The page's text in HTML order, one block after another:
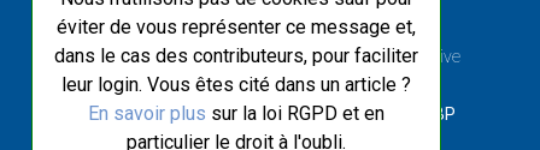
éviter de vous représenter ce message et,
dans le cas des contributeurs, pour faciliter
leur login. Vous êtes cité dans un article ?
En savoir plus sur la loi RGPD et en
particulier le droit à l'oubli.
2003-2026 ©Agence Bretagne Presse, sauf Creative
Commons
Front-end design :Breizhek Studio , Back-end : ABP